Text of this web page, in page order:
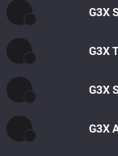
G3X
G3X
G3X
G3X